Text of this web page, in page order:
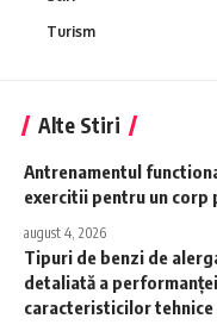
Turism
Alte Stiri
Antrenamentul
exercitii pentru un corp
august 4, 2026
Tipuri de benzi de
detaliată a
caracteristicilor tehnice